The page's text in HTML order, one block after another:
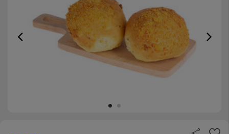
Previous